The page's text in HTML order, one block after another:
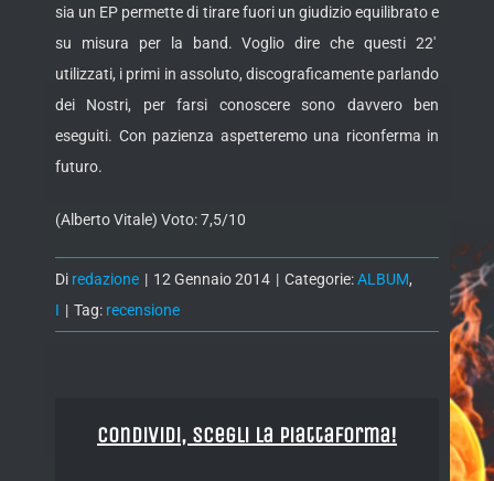
sia un EP permette di tirare fuori un giudizio equilibrato e
su misura per la band. Voglio dire che questi 22′
utilizzati, i primi in assoluto, discograficamente parlando
dei Nostri, per farsi conoscere sono davvero ben
eseguiti. Con pazienza aspetteremo una riconferma in
futuro.
(Alberto Vitale) Voto: 7,5/10
Di redazione | 12 Gennaio 2014 | Categorie:ALBUM,
I | Tag: recensione
Condividi, Scegli la piattaforma!